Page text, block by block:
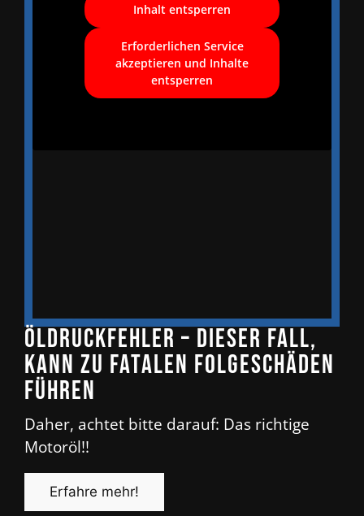
Öldruckfehler – Dieser Fall,
kann zu fatalen Folgeschäden
führen
Daher, achtet bitte darauf: Das richtige
Motoröl!!
Erfahre mehr!
Inhalt entsperren
Erforderlichen Service
akzeptieren und Inhalte
entsperren